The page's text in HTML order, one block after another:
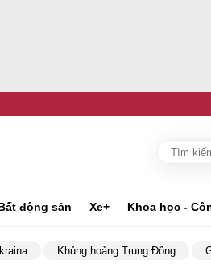
động sản Xe+ Khoa học -
Khủng hoảng Trung Đông